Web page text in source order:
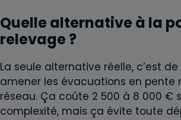
Quelle alternative à la
relevage ?
La seule alternative réelle, c’est
amener les évacuations en pente
réseau. Ça coûte 2 500 à 8 000 €
complexité, mais ça évite toute